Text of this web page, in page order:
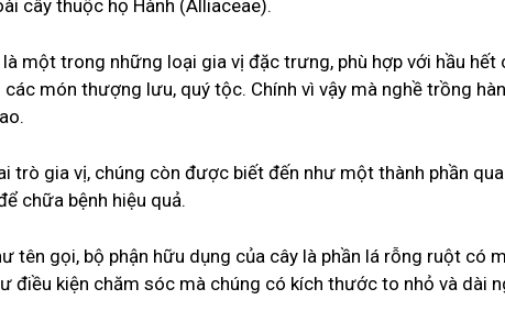
cây thuộc họ Hành (Alliaceae).
là một trong những loại gia vị đặc trưng, phù hợp với hầu
các món thượng lưu, quý tộc. Chính vì vậy mà nghề trồng
trò gia vị, chúng còn được biết đến như một thành phần
chữa bệnh hiệu quả.
tên gọi, bộ phận hữu dụng của cây là phần lá rỗng ruột có
điều kiện chăm sóc mà chúng có kích thước to nhỏ và dài